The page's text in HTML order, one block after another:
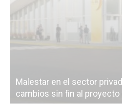
Malestar en el sector
cambios sin fin al proyecto